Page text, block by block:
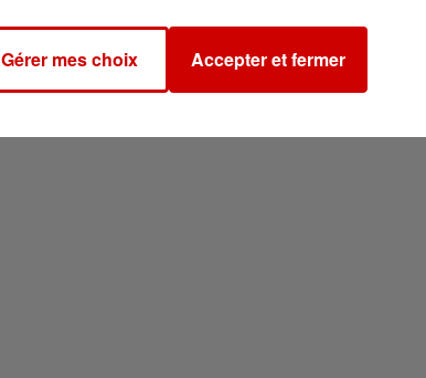
Gérer mes choix Accepter et fermer